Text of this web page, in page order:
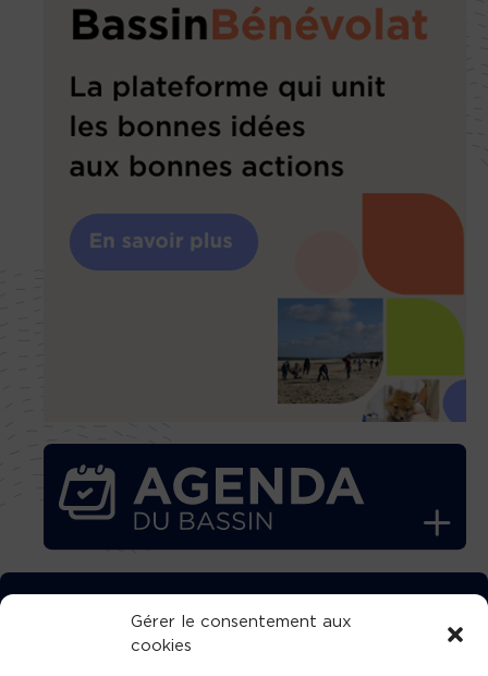
Gérer le consentement aux
cookies
TÉLÉCHARGEZ GRATUITEMENT
L’APPLICATION TVBA !